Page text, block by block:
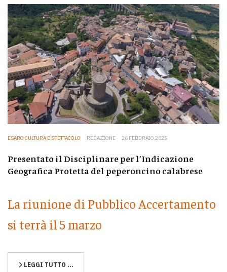
ESARO CULTURA E SPETTACOLO REDAZIONE 26 FEBBRAIO 2025
Presentato il Disciplinare per l’Indicazione
Geografica Protetta del peperoncino calabrese
La riunione di Pubblico Accertamento
si terrà il 5 marzo
LEGGI TUTTO …